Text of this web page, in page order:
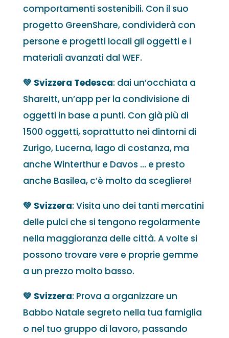
comportamenti sostenibili. Con il suo
progetto GreenShare, condividerà con
persone e progetti locali gli oggetti e i
materiali avanzati dal WEF.
💚 Svizzera Tedesca: dai un’occhiata a
ShareItt, un’app per la condivisione di
oggetti in base a punti. Con già più di
1500 oggetti, soprattutto nei dintorni di
Zurigo, Lucerna, lago di costanza, ma
anche Winterthur e Davos … e presto
anche Basilea, c’è molto da scegliere!
💚 Svizzera: Visita uno dei tanti mercatini
delle pulci che si tengono regolarmente
nella maggioranza delle città. A volte si
possono trovare vere e proprie gemme
a un prezzo molto basso.
💚 Svizzera: Prova a organizzare un
Babbo Natale segreto nella tua famiglia
o nel tuo gruppo di lavoro, passando